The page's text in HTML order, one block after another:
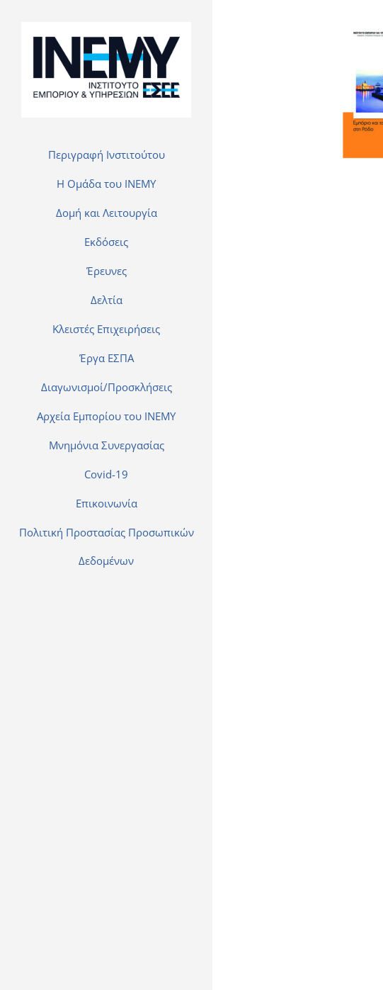
Περιγραφή Ινστιτούτου
H Ομάδα του INEMY
Δομή και Λειτουργία
Εκδόσεις
Έρευνες
Δελτία
Κλειστές Επιχειρήσεις
Έργα ΕΣΠΑ
Διαγωνισμοί/Προσκλήσεις
Αρχεία Εμπορίου του ΙΝΕΜΥ
Μνημόνια Συνεργασίας
Covid-19
Επικοινωνία
Πολιτική Προστασίας Προσωπικών
Δεδομένων